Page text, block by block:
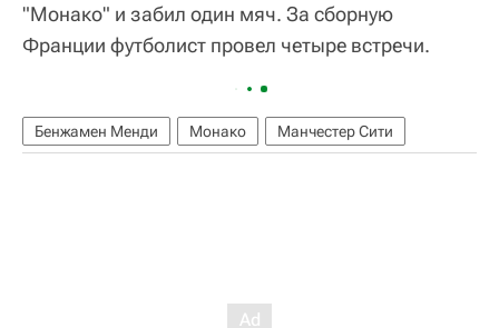
"Монако" и забил один мяч. За сборную
Франции футболист провел четыре встречи.
Бенжамен Менди Монако Манчестер Сити